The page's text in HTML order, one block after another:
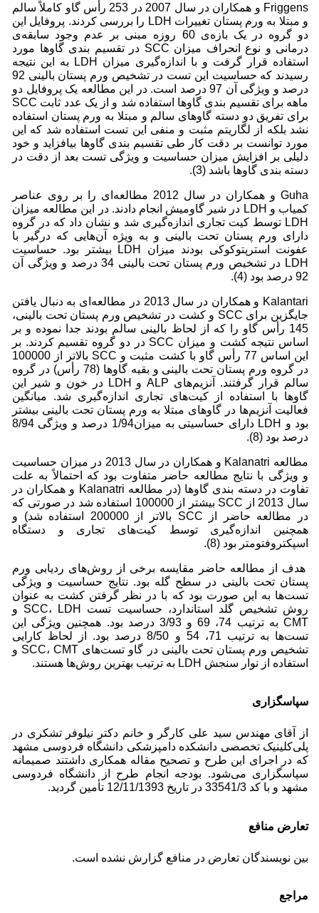
Friggens و همکاران در سال 2007 در 253 رأس گاو کاملاً سالم
و مبتلا به ورم پستان تغییرات LDH را بررسی کردند. پروفایل این
دو گروه در یک بازه‌ی 60 روزه مبنی بر عدم وجود سابقه‌ی
درمانی و نوع انحراف میزان SCC در تقسیم بندی گاوها مورد
استفاده قرار گرفت و با اندازه‌گیری میزان LDH به این نتیجه
رسیدند که حساسیت این تست در تشخیص ورم پستان بالینی 92
درصد و ویژگی آن 97 درصد است. در این مطالعه یک پروفایل دو
ماهه برای تقسیم بندی گاوها استفاده شد و از یک عدد ثابت SCC
برای تفریق دو دسته‌ گاوهای سالم و مبتلا به ورم پستان استفاده
نشد بلکه از لگاریتم مثبت و منفی این تست استفاده شد که این
مورد توانست بر دقت کار طی تقسیم بندی گاوها بیافزاید و خود
دلیلی بر افزایش میزان حساسیت و ویژگی تست بعد از دقت در
دسته بندی گاوها باشد (3).
Guha و همکاران در سال 2012 مطالعه‌ای را بر روی عناصر
کمیاب و LDH در شیر گاومیش انجام دادند. در این مطالعه میزان
LDH توسط کیت تجاری اندازه‌گیری شد و نشان داد که در گروه
دارای ورم پستان تحت بالینی و به ویژه آن‌هایی که درگیر با
عفونت استرپتوکوکی بودند میزان LDH بیشتر بود. حساسیت
LDH در تشخیص ورم پستان تحت بالینی 34 درصد و ویژگی آن
92 درصد بود (4).
Kalantari و همکاران در سال 2013 در مطالعه‌ای به دنبال یافتن
جایگزین برای SCC و کشت در تشخیص ورم پستان تحت بالینی،
145 رأس گاو را که از لحاظ بالینی سالم بودند جدا نموده و بر
اساس نتیجه کشت و میزان SCC در دو گروه تقسیم کردند. بر
این اساس 77 رأس گاو با کشت مثبت و SCC بالاتر از 100000
در گروه ورم پستان تحت بالینی و بقیه گاوها (78 رأس) در گروه
سالم قرار گرفتند. آنزیم‌های ALP و LDH در خون و شیر این
گاوها با استفاده از کیت‌های تجاری اندازه‌گیری شد. میانگین
فعالیت آنزیم‌ها در گاوهای مبتلا به ورم پستان تحت بالینی بیشتر
بود و LDH دارای حساسیتی به میزان1/94 درصد و ویژگی 8/94
درصد بود (8).
مطالعه‌ Kalanatri و همکاران در سال 2013 در میزان حساسیت
و ویژگی با نتایج مطالعه حاضر متفاوت بود که احتمالاً به علت
تفاوت در دسته بندی گاوها (در مطالعه Kalanatri و همکاران در
سال 2013 از SCC بیشتر از 100000 استفاده شد در صورتی که
در مطالعه‌ حاضر از SCC بالاتر از 200000 استفاده شد) و
همچنین اندازه‌گیری توسط کیت‌های تجاری و دستگاه
اسپکتروفتومتر بود (8).
هدف از مطالعه حاضر مقایسه برخی از روش‌های ردیابی ورم
پستان تحت بالینی در سطح گله بود. نتایج حساسیت و ویژگی
تست‌ها به این صورت بود که با در نظر گرفتن کشت به عنوان
روش تشخیص گلد استاندارد، حساسیت تست SCC، LDH و
CMT به ترتیب 74، 69 و 3/93 درصد بود. همچنین ویژگی این
تست‌ها به ترتیب 71، 54 و 8/50 درصد بود. از لحاظ کارایی
تشخیص ورم پستان تحت بالینی در گاو تست‌های SCC، CMT و
استفاده از نوار سنجش LDH به ترتیب بهترین روش‌ها هستند.
سپاسگزاری
از آقای مهندس سید‌ علی کارگر و خانم دکتر نیلوفر‌‌ تشکری در
پلی‌کلینیک تخصصی دانشکده دامپزشکی دانشگاه فردوسی مشهد
که در اجرای این طرح و تصحیح مقاله همکاری داشتند صمیمانه
سپاسگزاری می‌شود. بودجه انجام طرح از دانشگاه فردوسی
مشهد و با کد 33541/3 در تاریخ 12/11/1393 تأمین گردید.
تعارض منافع
بین نویسندگان تعارض در منافع گزارش نشده است.
مراجع